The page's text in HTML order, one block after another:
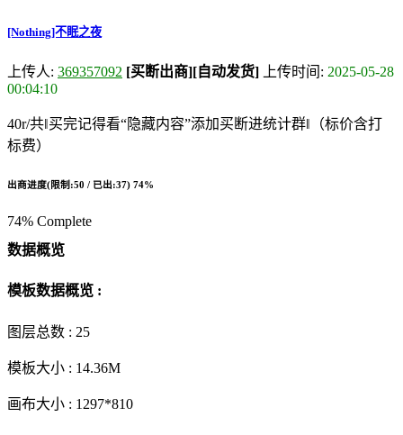
[Nothing]不眠之夜
上传人: 369357092 [买断出商][自动发货] 上传时间: 2025-05-28
00:04:10
40r/共‖买完记得看“隐藏内容”添加买断进统计群‖（标价含打
标费）
出商进度(限制:50 / 已出:37) 74%
74% Complete
数据概览
模板数据概览 :
图层总数 : 25
模板大小 : 14.36M
画布大小 : 1297*810